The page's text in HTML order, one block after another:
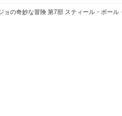
ョの奇妙な冒険 第7部 スティール・ボール